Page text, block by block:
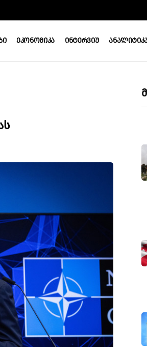
Ეკონომიკა Ინტერვიუ